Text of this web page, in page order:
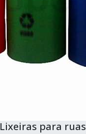
Lixeiras para ruas